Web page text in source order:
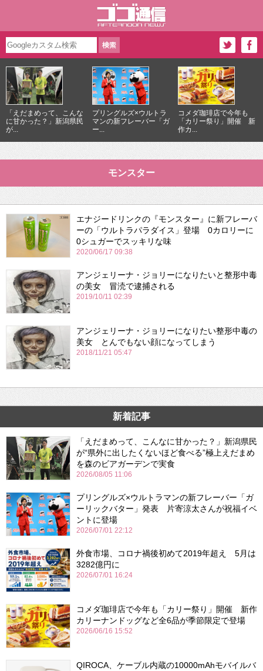
「えだまめって、こんな
に甘かった？」新潟県民
が...
プリングルズ×ウルトラ
マンの新フレーバー「ガ
ー...
コメダ珈琲店で今年も
「カリー祭り」開催 新
作カ...
モンスター
エナジードリンクの『モンスター』に新フレーバ
ーの「ウルトラパラダイス」登場 0カロリーに
0シュガーでスッキリな味
2020/06/17 09:38
アンジェリーナ・ジョリーになりたいと整形中毒
の美女 冒涜で逮捕される
2019/10/11 02:39
アンジェリーナ・ジョリーになりたい整形中毒の
美女 とんでもない顔になってしまう
2018/11/21 05:47
新着記事
「えだまめって、こんなに甘かった？」新潟県民
が“県外に出したくないほど食べる”極上えだまめ
を森のビアガーデンで実食
2026/08/05 11:06
プリングルズ×ウルトラマンの新フレーバー「ガ
ーリックバター」発表 片寄涼太さんが祝福イベ
ントに登場
2026/07/01 22:12
外食市場、コロナ禍後初めて2019年超え 5月は
3282億円に
2026/07/01 16:24
コメダ珈琲店で今年も「カリー祭り」開催 新作
カリーナンドッグなど全6品が季節限定で登場
2026/06/16 15:52
QIROCA、ケーブル内蔵の10000mAhモバイルバ